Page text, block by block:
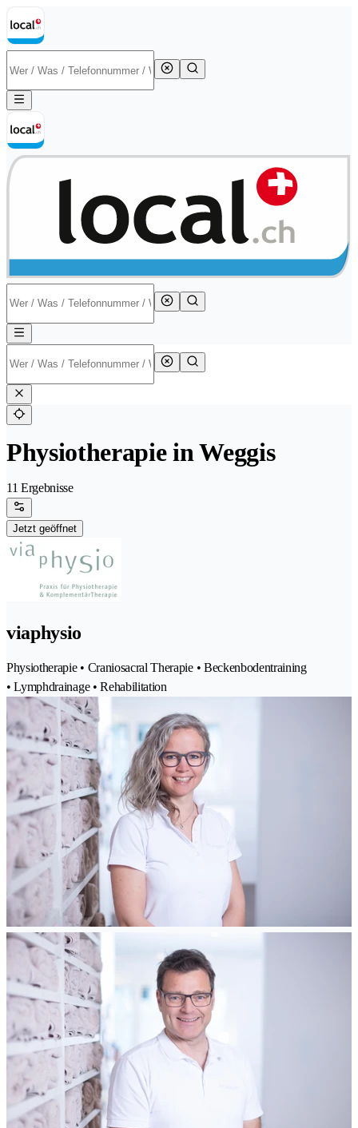
Physiotherapie in Weggis
11 Ergebnisse
Jetzt geöffnet
viaphysio
Physiotherapie • Craniosacral Therapie • Beckenbodentraining
• Lymphdrainage • Rehabilitation